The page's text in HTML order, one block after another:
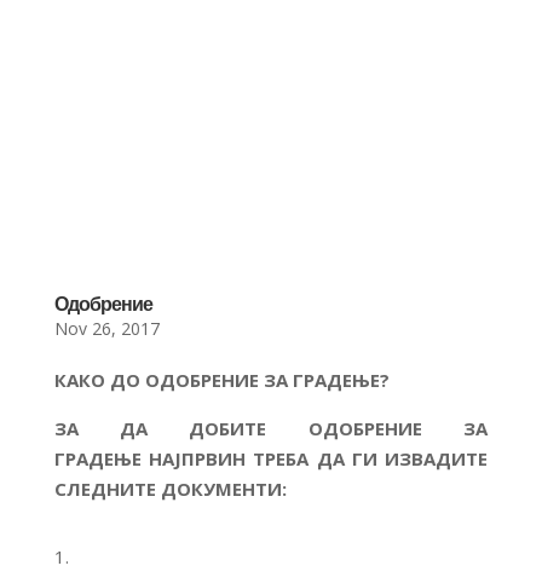
Одобрение
Nov 26, 2017
КАКО ДО ОДОБРЕНИЕ ЗА ГРАДЕЊЕ?
ЗА ДА ДОБИТЕ ОДОБРЕНИЕ ЗА
ГРАДЕЊЕ НАЈПРВИН ТРЕБА ДА ГИ ИЗВАДИТЕ
СЛЕДНИТЕ ДОКУМЕНТИ: